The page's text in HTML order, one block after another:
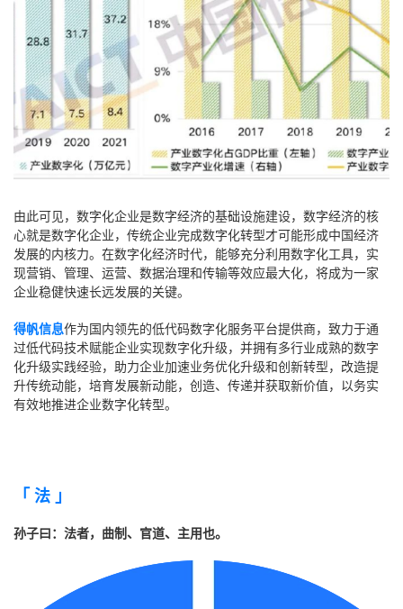
由此可见，数字化企业是数字经济的基础设施建设，数字经济的核
心就是数字化企业，传统企业完成数字化转型才可能形成中国经济
发展的内核力。在数字化经济时代，能够充分利用数字化工具，实
现营销、管理、运营、数据治理和传输等效应最大化，将成为一家
企业稳健快速长远发展的关键。
得帆信息作为国内领先的低代码数字化服务平台提供商，致力于通
过低代码技术赋能企业实现数字化升级，并拥有多行业成熟的数字
化升级实践经验，助力企业加速业务优化升级和创新转型，改造提
升传统动能，培育发展新动能，创造、传递并获取新价值，以务实
有效地推进企业数字化转型。
「 法 」
孙子曰：法者，曲制、官道、主用也。